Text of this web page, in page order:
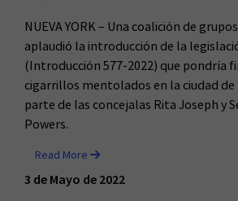
NUEVA YORK – Una coalición de
aplaudió la introducción de la
(Introducción 577-2022) que pondría
cigarrillos mentolados en la ciudad de
parte de las concejalas Rita Joseph y
Powers.
Read More
3 de Mayo de 2022